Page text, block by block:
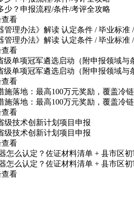
少？申报流程/条件/考评全攻略
查看
管理办法》解读 认定条件 / 毕业标准
管理办法》解读 认定条件 / 毕业标准
查看
级单项冠军遴选启动（附申报领域与
级单项冠军遴选启动（附申报领域与
查看
施落地：最高100万元奖励，覆盖冷
施落地：最高100万元奖励，覆盖冷
查看
级技术创新计划项目申报
级技术创新计划项目申报
查看
怎么认定？佐证材料清单 + 县市区
怎么认定？佐证材料清单 + 县市区
查看